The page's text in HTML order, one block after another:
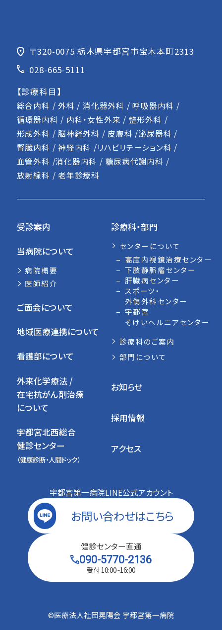
〒320-0075 栃木県宇都宮市宝木本町2313
028-665-5111
【診療科目】
総合内科 / 外科 / 消化器外科 / 呼吸器内科 /
循環器内科 / 内科・女性外来 / 整形外科 /
形成外科 / 脳神経外科 / 皮膚科 /泌尿器科 /
腎臓内科 / 神経内科 /リハビリテーション科 /
血管外科 /消化器内科 / 糖尿病代謝内科 /
放射線科 / 老年診療科
受診案内
当病院について
病院概要
医師紹介
ご面会について
地域医療連携について
看護部について
外来化学療法 /
在宅抗がん剤治療
について
宇都宮北西総合
健診センター
（健康診断・人間ドック）
診療科・部門
センターについて
高度内視鏡治療センター
下肢静脈瘤センター
肝臓病センター
スポーツ・
外傷外科センター
宇都宮
そけいヘルニアセンター
診療科のご案内
部門について
お知らせ
採用情報
アクセス
お問い合わせはこちら
宇都宮第一病院LINE公式アカウント
健診センター直通
090-5770-2136
受付 10:00~16:00
©︎医療法人社団晃陽会 宇都宮第一病院